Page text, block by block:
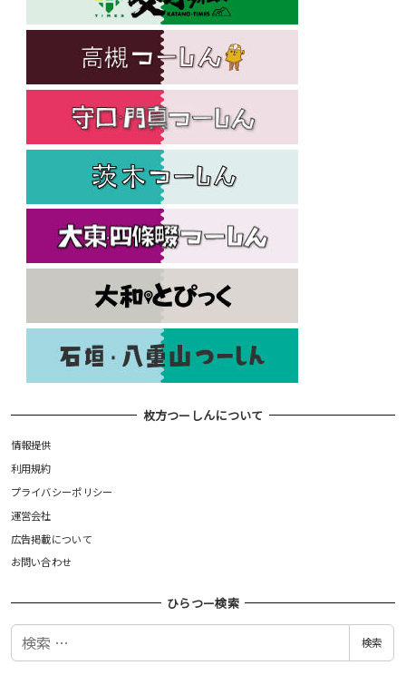
枚方つーしんについて
情報提供
利用規約
プライバシーポリシー
運営会社
広告掲載について
お問い合わせ
ひらつー検索
検
検索